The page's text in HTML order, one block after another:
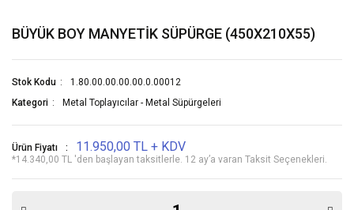
BÜYÜK BOY MANYETİK SÜPÜRGE (450X210X55)
Stok Kodu
1.80.00.00.00.00.0.00012
Kategori
Metal Toplayıcılar - Metal Süpürgeleri
Ürün Fiyatı 11.950,00 TL + KDV
*14.340,00 TL 'den başlayan taksitlerle. 12 ay’a varan Taksit Seçenekleri.